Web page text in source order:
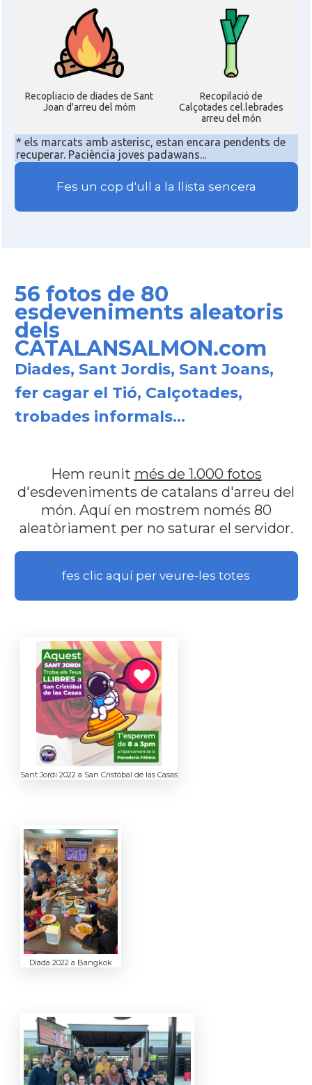
Recopliacio de diades de Sant
Joan d'arreu del móm
Recopilació de
Calçotades cel.lebrades
arreu del món
* els marcats amb asterisc, estan encara pendents de
recuperar. Paciència joves padawans...
Fes un cop d'ull a la llista sencera
56 fotos de 80
esdeveniments aleatoris
dels
CATALANSALMON.com
Diades, Sant Jordis, Sant Joans,
fer cagar el Tió, Calçotades,
trobades informals...
Hem reunit més de 1.000 fotos
d'esdeveniments de catalans d'arreu del
món. Aquí en mostrem només 80
aleatòriament per no saturar el servidor.
fes clic aquí per veure-les totes
Sant Jordi 2022 a San Cristóbal de las Casas
Diada 2022 a Bangkok